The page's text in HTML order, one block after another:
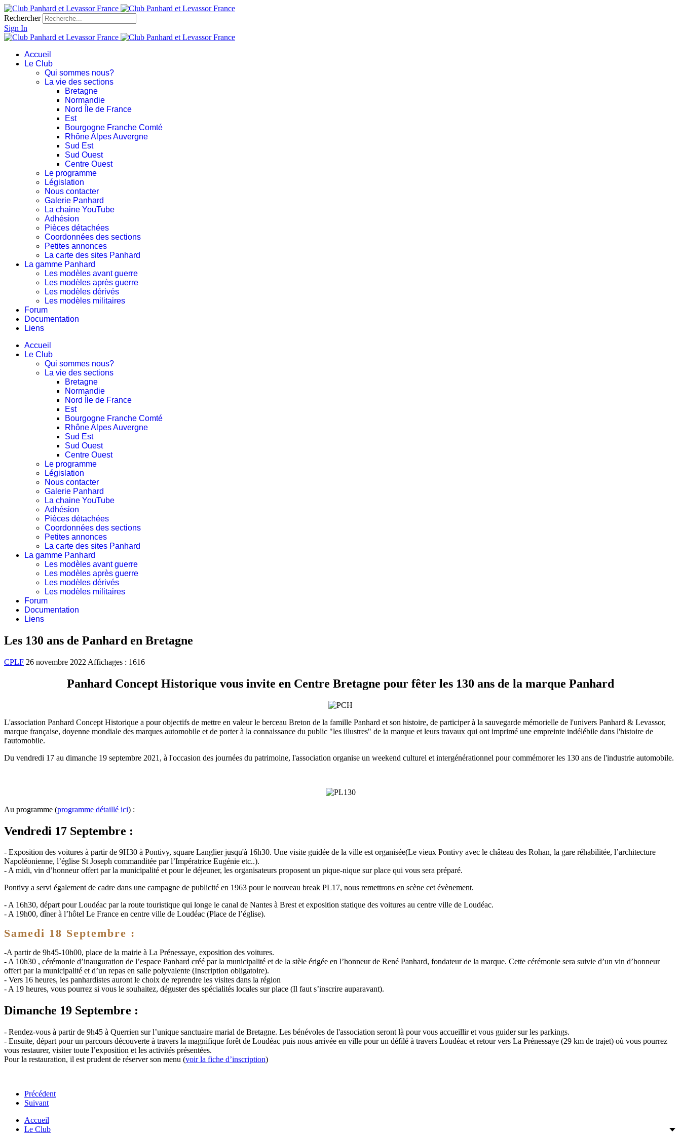
Rechercher
Sign In
Accueil
Le Club
Qui sommes nous?
La vie des sections
Bretagne
Normandie
Nord Île de France
Est
Bourgogne Franche Comté
Rhône Alpes Auvergne
Sud Est
Sud Ouest
Centre Ouest
Le programme
Législation
Nous contacter
Galerie Panhard
La chaine YouTube
Adhésion
Pièces détachées
Coordonnées des sections
Petites annonces
La carte des sites Panhard
La gamme Panhard
Les modèles avant guerre
Les modèles après guerre
Les modèles dérivés
Les modèles militaires
Forum
Documentation
Liens
Accueil
Le Club
Qui sommes nous?
La vie des sections
Bretagne
Normandie
Nord Île de France
Est
Bourgogne Franche Comté
Rhône Alpes Auvergne
Sud Est
Sud Ouest
Centre Ouest
Le programme
Législation
Nous contacter
Galerie Panhard
La chaine YouTube
Adhésion
Pièces détachées
Coordonnées des sections
Petites annonces
La carte des sites Panhard
La gamme Panhard
Les modèles avant guerre
Les modèles après guerre
Les modèles dérivés
Les modèles militaires
Forum
Documentation
Liens
Les 130 ans de Panhard en Bretagne
CPLF 26 novembre 2022 Affichages : 1616
Panhard Concept Historique vous invite en Centre Bretagne pour fêter les 130 ans de la marque Panhard
L'association Panhard Concept Historique a pour objectifs de mettre en valeur le berceau Breton de la famille Panhard et son histoire, de participer à la sauvegarde mémorielle de l'univers Panhard & Levassor,
marque française, doyenne mondiale des marques automobile et de porter à la connaissance du public "les illustres" de la marque et leurs travaux qui ont imprimé une empreinte indélébile dans l'histoire de
l'automobile.
Du vendredi 17 au dimanche 19 septembre 2021, à l'occasion des journées du patrimoine, l'association organise un weekend culturel et intergénérationnel pour commémorer les 130 ans de l'industrie automobile.
Au programme (programme détaillé ici) :
Vendredi 17 Septembre :
- Exposition des voitures à partir de 9H30 à Pontivy, square Langlier jusqu'à 16h30. Une visite guidée de la ville est organisée(Le vieux Pontivy avec le château des Rohan, la gare réhabilitée, l’architecture
Napoléonienne, l’église St Joseph commanditée par l’Impératrice Eugénie etc..).
- A midi, vin d’honneur offert par la municipalité et pour le déjeuner, les organisateurs proposent un pique-nique sur place qui vous sera préparé.
Pontivy a servi également de cadre dans une campagne de publicité en 1963 pour le nouveau break PL17, nous remettrons en scène cet évènement.
- A 16h30, départ pour Loudéac par la route touristique qui longe le canal de Nantes à Brest et exposition statique des voitures au centre ville de Loudéac.
- A 19h00, dîner à l’hôtel Le France en centre ville de Loudéac (Place de l’église).
Samedi 18 Septembre :
-A partir de 9h45-10h00, place de la mairie à La Prénessaye, exposition des voitures.
- A 10h30 , cérémonie d’inauguration de l’espace Panhard créé par la municipalité et de la stèle érigée en l’honneur de René Panhard, fondateur de la marque. Cette cérémonie sera suivie d’un vin d’honneur
offert par la municipalité et d’un repas en salle polyvalente (Inscription obligatoire).
- Vers 16 heures, les panhardistes auront le choix de reprendre les visites dans la région
- A 19 heures, vous pourrez si vous le souhaitez, déguster des spécialités locales sur place (Il faut s’inscrire auparavant).
Dimanche 19 Septembre :
- Rendez-vous à partir de 9h45 à Querrien sur l’unique sanctuaire marial de Bretagne. Les bénévoles de l'association seront là pour vous accueillir et vous guider sur les parkings.
- Ensuite, départ pour un parcours découverte à travers la magnifique forêt de Loudéac puis nous arrivée en ville pour un défilé à travers Loudéac et retour vers La Prénessaye (29 km de trajet) où vous pourrez
vous restaurer, visiter toute l’exposition et les activités présentées.
Pour la restauration, il est prudent de réserver son menu (voir la fiche d’inscription)
Précédent
Suivant
Accueil
Le Club